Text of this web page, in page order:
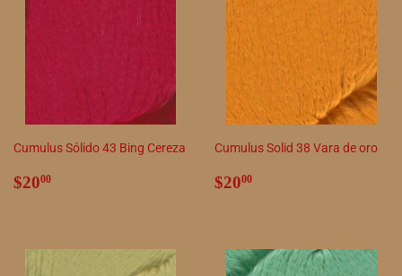
Cumulus Sólido 43 Bing Cereza
Precio
$2000
Cumulus Solid 38 Vara de oro
Precio
$2000